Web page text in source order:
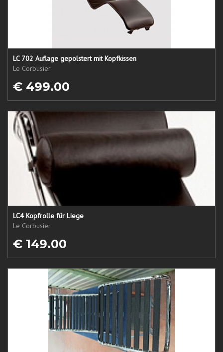
LC 702 Auflage gepolstert mit Kopfkissen
Le Corbusier
€ 499.00
LC4 Kopfrolle für Liege
Le Corbusier
€ 149.00